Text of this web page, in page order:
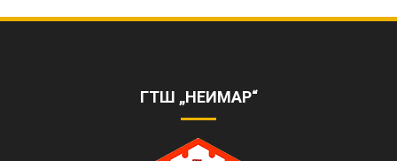
ZVANI%C4%8CNIKANAL
ГТШ „НЕИМАР“